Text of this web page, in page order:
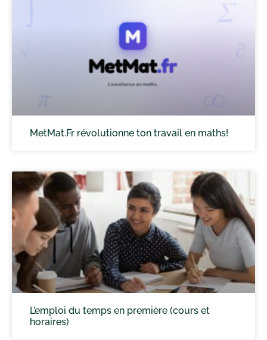
MetMat.Fr révolutionne ton travail en maths!
L’emploi du temps en première (cours et
horaires)